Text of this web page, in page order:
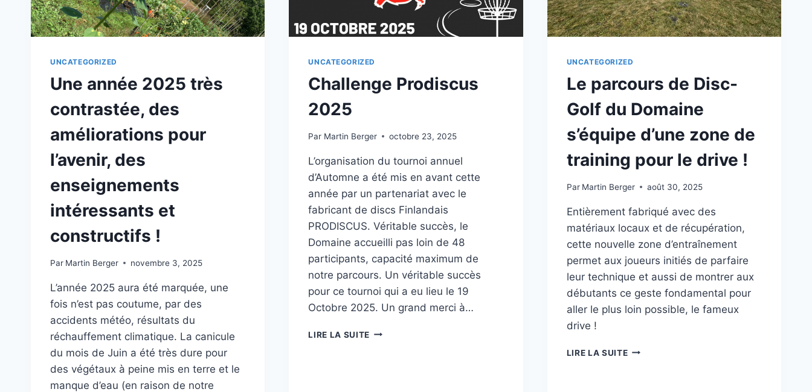
UNCATEGORIZED
Une année 2025 très
contrastée, des
améliorations pour
l’avenir, des
enseignements
intéressants et
constructifs !
Par Martin Berger novembre 3, 2025
L’année 2025 aura été marquée, une
fois n’est pas coutume, par des
accidents météo, résultats du
réchauffement climatique. La canicule
du mois de Juin a été très dure pour
des végétaux à peine mis en terre et le
manque d’eau (en raison de notre
UNCATEGORIZED
Challenge Prodiscus
2025
Par Martin Berger octobre 23, 2025
L’organisation du tournoi annuel
d’Automne a été mis en avant cette
année par un partenariat avec le
fabricant de discs Finlandais
PRODISCUS. Véritable succès, le
Domaine accueilli pas loin de 48
participants, capacité maximum de
notre parcours. Un véritable succès
pour ce tournoi qui a eu lieu le 19
Octobre 2025. Un grand merci à…
LIRE LA SUITE CHALLENGE
UNCATEGORIZED
Le parcours de Disc-
Golf du Domaine
s’équipe d’une zone de
training pour le drive !
Par Martin Berger août 30, 2025
Entièrement fabriqué avec des
matériaux locaux et de récupération,
cette nouvelle zone d’entraînement
permet aux joueurs initiés de parfaire
leur technique et aussi de montrer aux
débutants ce geste fondamental pour
aller le plus loin possible, le fameux
drive !
LIRE LA SUITELE